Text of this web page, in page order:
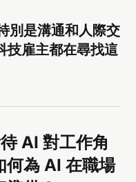
別是溝通和人際交
技雇主都在尋找這
AI 對工作角
何為 AI 在職場